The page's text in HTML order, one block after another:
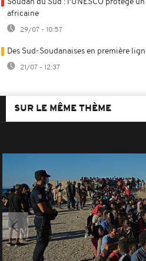
Soudan du Sud : l'UNESCO protège
africaine
29/07 - 10:57
Des Sud-Soudanaises en première
21/07 - 12:37
SUR LE MÊME THÈME